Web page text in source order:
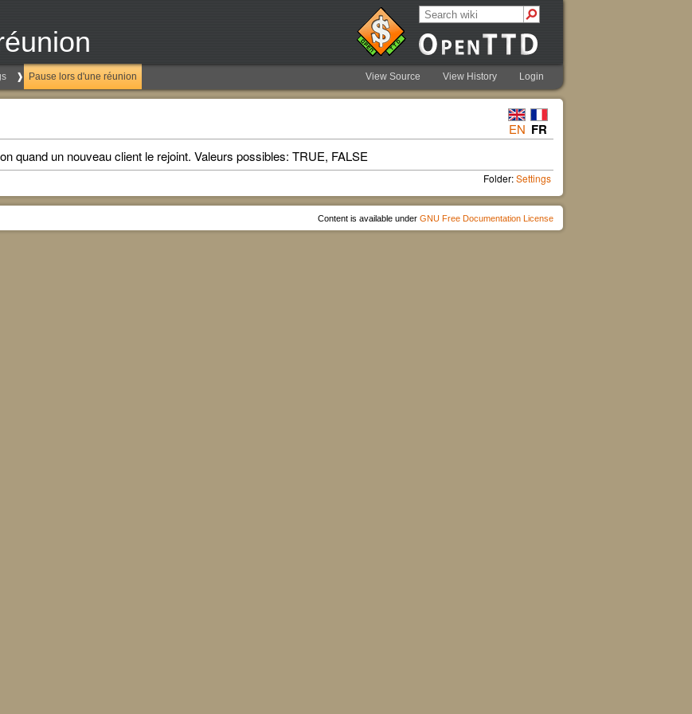
Pause lors d'une réunion View Source View History Login
EN FR
quand un nouveau client le rejoint. Valeurs possibles: TRUE, FALSE
Folder:Settings
Content is available under GNU Free Documentation License